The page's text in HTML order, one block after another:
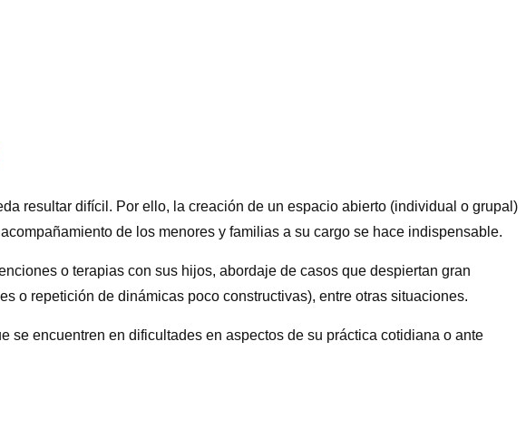
resultar difícil. Por ello, la creación de un espacio abierto (individual o grupal)
de los menores y familias a su cargo se hace indispensable.
o terapias con sus hijos, abordaje de casos que despiertan gran
o repetición de dinámicas poco constructivas), entre otras situaciones.
se encuentren en dificultades en aspectos de su práctica cotidiana o ante